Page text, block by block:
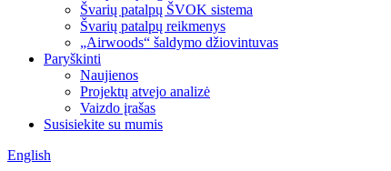
Švarių patalpų ŠVOK sistema
Švarių patalpų reikmenys
„Airwoods“ šaldymo džiovintuvas
Paryškinti
Naujienos
Projektų atvejo analizė
Vaizdo įrašas
Susisiekite su mumis
English